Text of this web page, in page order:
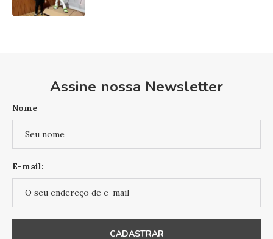
Assine nossa Newsletter
Nome
E-mail: